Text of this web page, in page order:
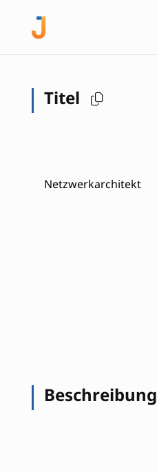
Titel
Netzwerkarchitekt
Beschreibung